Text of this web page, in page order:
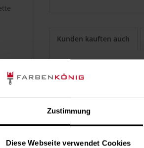
Zustimmung
Diese Webseite verwendet Cookies
Kunden kauften auch